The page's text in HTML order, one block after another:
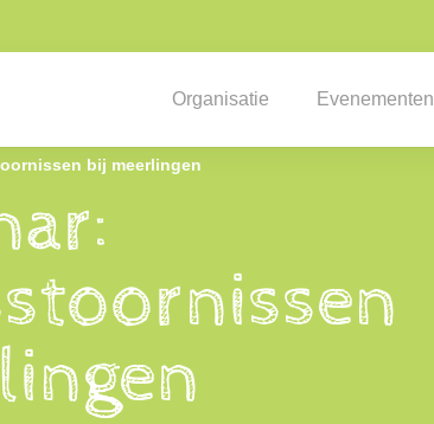
Organisatie Evenementen
bij meerlingen